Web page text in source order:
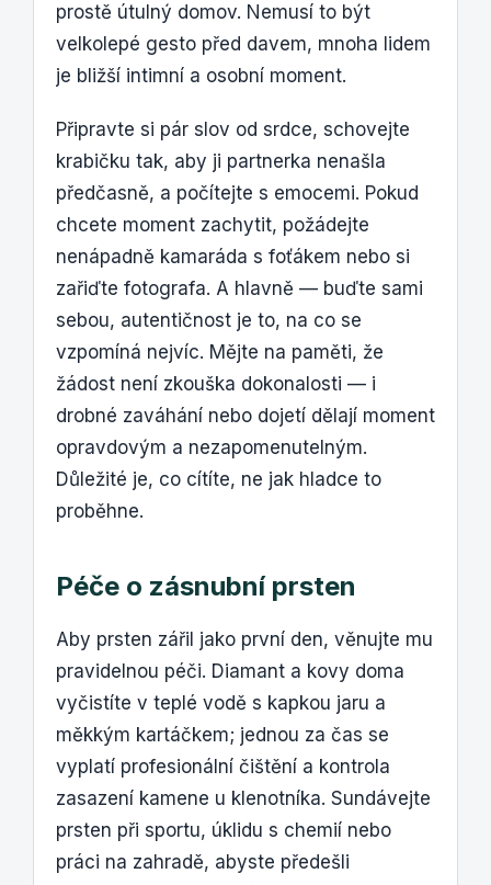
prostě útulný domov. Nemusí to být
velkolepé gesto před davem, mnoha lidem
je bližší intimní a osobní moment.
Připravte si pár slov od srdce, schovejte
krabičku tak, aby ji partnerka nenašla
předčasně, a počítejte s emocemi. Pokud
chcete moment zachytit, požádejte
nenápadně kamaráda s foťákem nebo si
zařiďte fotografa. A hlavně — buďte sami
sebou, autentičnost je to, na co se
vzpomíná nejvíc. Mějte na paměti, že
žádost není zkouška dokonalosti — i
drobné zaváhání nebo dojetí dělají moment
opravdovým a nezapomenutelným.
Důležité je, co cítíte, ne jak hladce to
proběhne.
Péče o zásnubní prsten
Aby prsten zářil jako první den, věnujte mu
pravidelnou péči. Diamant a kovy doma
vyčistíte v teplé vodě s kapkou jaru a
měkkým kartáčkem; jednou za čas se
vyplatí profesionální čištění a kontrola
zasazení kamene u klenotníka. Sundávejte
prsten při sportu, úklidu s chemií nebo
práci na zahradě, abyste předešli